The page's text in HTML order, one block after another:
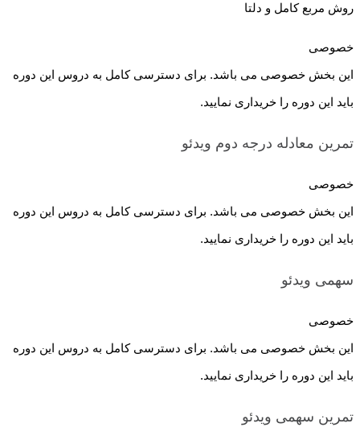
روش مربع کامل و دلتا
خصوصی
این بخش خصوصی می باشد. برای دسترسی کامل به دروس این دوره
باید این دوره را خریداری نمایید.
تمرین معادله درجه دوم ویدئو
خصوصی
این بخش خصوصی می باشد. برای دسترسی کامل به دروس این دوره
باید این دوره را خریداری نمایید.
سهمی ویدئو
خصوصی
این بخش خصوصی می باشد. برای دسترسی کامل به دروس این دوره
باید این دوره را خریداری نمایید.
تمرین سهمی ویدئو